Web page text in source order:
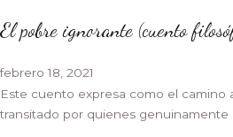
El pobre ignorante (cuento
febrero 18, 2021
Este cuento expresa como el camino
transitado por quienes genuinamente